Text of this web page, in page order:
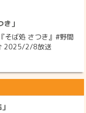
」
そば処 さつき』#野間
2025/2/8放送